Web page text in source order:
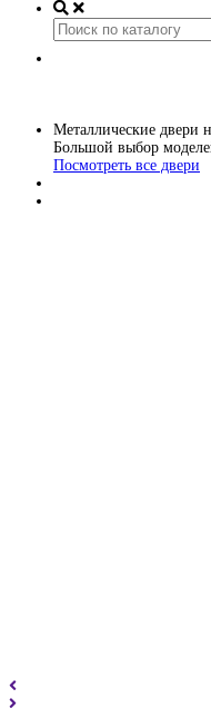
Металлические двери
Большой выбор
Посмотреть все двери